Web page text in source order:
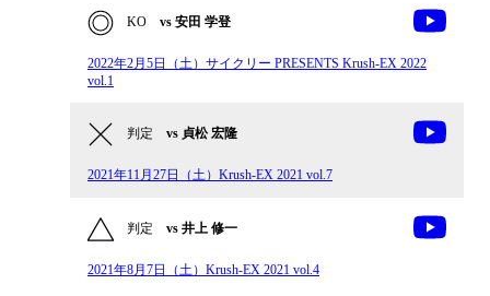
KO vs 安田 学登
2022年2月5日（土）サイクリー PRESENTS Krush-EX 2022
vol.1
判定 vs 貞松 宏隆
2021年11月27日（土）Krush-EX 2021 vol.7
判定 vs 井上 修一
2021年8月7日（土）Krush-EX 2021 vol.4